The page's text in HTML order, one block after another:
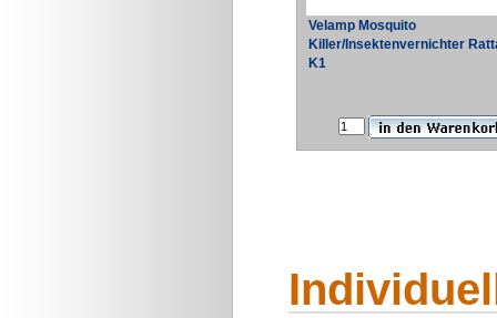
Velamp Mosquito
Killer/Insektenvernichter
K1